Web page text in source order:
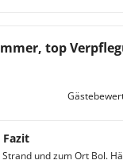
top
Fazit
und zum Ort Bol.